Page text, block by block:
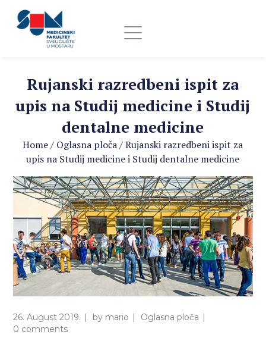
Rujanski razredbeni ispit za
upis na Studij medicine i Studij
dentalne medicine
Home/ Oglasna ploča/Rujanski razredbeni ispit za
upis na Studij medicine i Studij dentalne medicine
26. August 2019. by mario
Oglasna ploča
0 comments